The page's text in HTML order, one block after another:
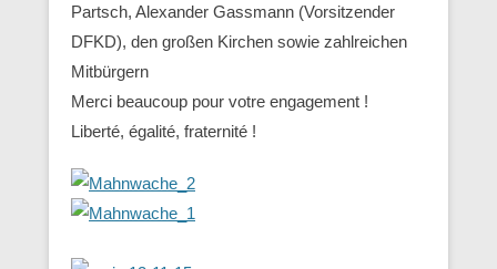
Partsch, Alexander Gassmann (Vorsitzender
‪‎DFKD), den großen Kirchen sowie zahlreichen
Mitbürgern
Merci beaucoup pour votre engagement !
Liberté, égalité, fraternité !